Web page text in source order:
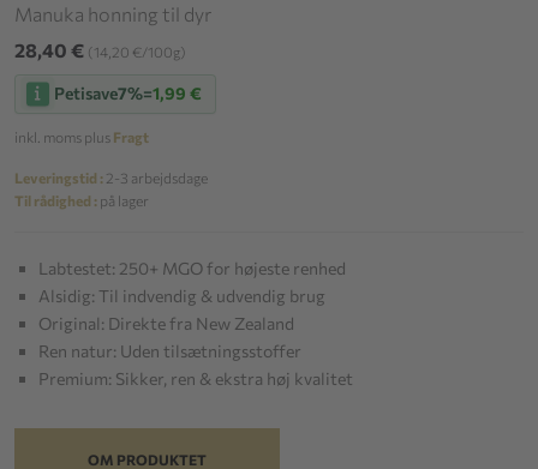
Manuka honning til dyr
28,40 € (14,20 €/100g)
Petisave7%=1,99 €
inkl. moms plus Fragt
Leveringstid : 2-3 arbejdsdage
Til rådighed : på lager
Labtestet: 250+ MGO for højeste renhed
Alsidig: Til indvendig & udvendig brug
Original: Direkte fra New Zealand
Ren natur: Uden tilsætningsstoffer
Premium: Sikker, ren & ekstra høj kvalitet
OM PRODUKTET